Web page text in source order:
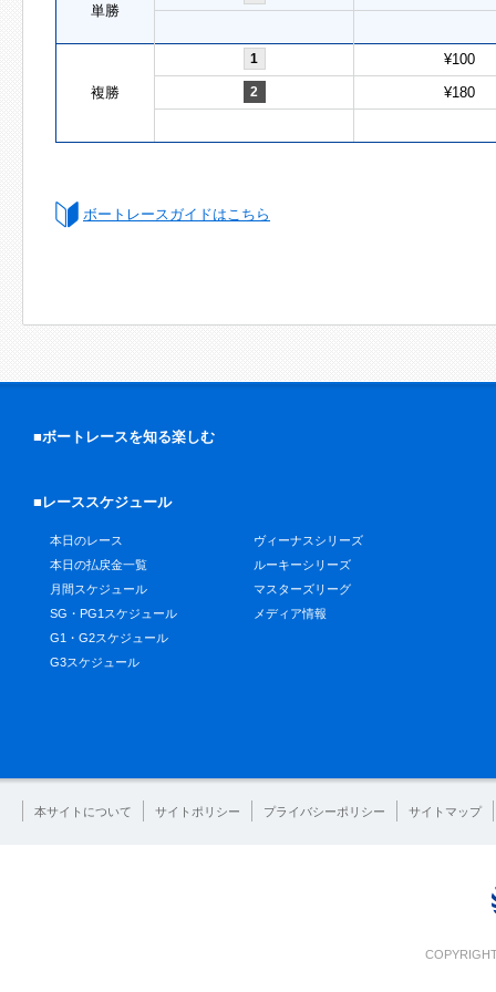
単勝
複勝
1 ¥100
2 ¥180
ボートレースガイドはこちら
■ボートレースを知る楽しむ
■レーススケジュール
本日のレース
本日の払戻金一覧
月間スケジュール
SG・PG1スケジュール
G1・G2スケジュール
G3スケジュール
ヴィーナスシリーズ
ルーキーシリーズ
マスターズリーグ
メディア情報
本サイトについて サイトポリシー プライバシーポリシー サイトマップ